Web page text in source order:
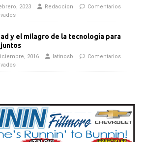
2023 Redaccion
Comentarios
y el milagro de la tecnología para
2016 latinosb
Comentarios